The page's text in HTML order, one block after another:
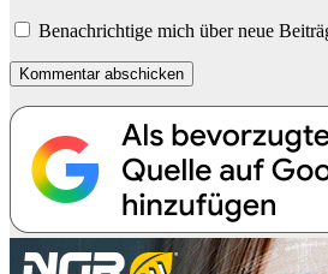
Benachrichtige mich über neue